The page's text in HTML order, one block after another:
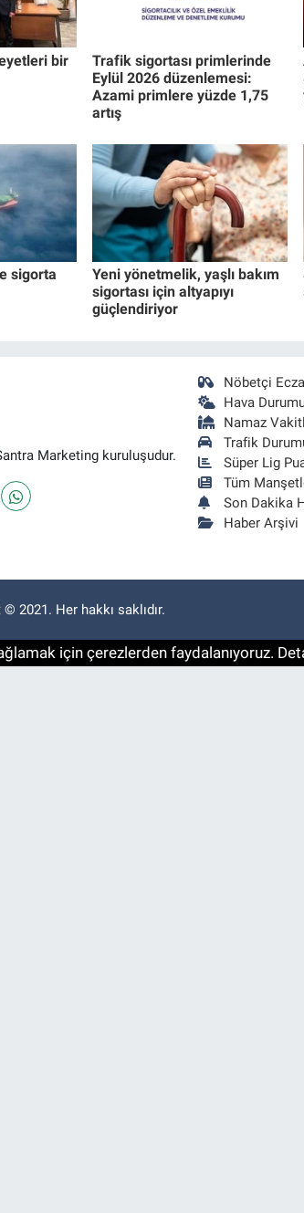
bir
Trafik sigortası primlerinde
Eylül 2026 düzenlemesi:
Azami primlere yüzde 1,75
artış
sigorta
Yeni yönetmelik, yaşlı bakım
sigortası için altyapıyı
güçlendiriyor
Marketing kuruluşudur.
Nöbetçi
Hava
Namaz
Trafik
Süper Lig
Tüm
Son Dakika
Haber Arşivi
2021. Her hakkı saklıdır.
için çerezlerden faydalanıyoruz.